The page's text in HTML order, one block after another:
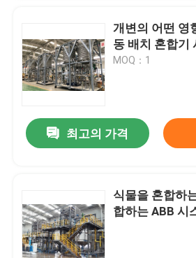
개변의 어떤 영
동 배치 혼합기
MOQ：1
최고의 가격
식물을 혼합하
합하는 ABB 시